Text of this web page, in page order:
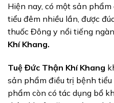
Hiện nay, có một sản
tiểu đêm nhiều lần, được
thuốc Đông y nổi tiếng
Khí Khang.
Tuệ Đức Thận Khí Khang
sản phẩm điều trị bệnh tiểu
phẩm còn có tác dụng bổ